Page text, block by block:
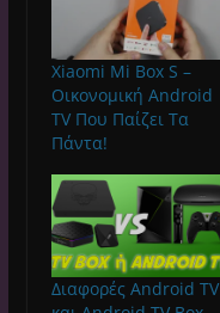
Xiaomi Mi Box S –
Οικονομική Android
TV Που Παίζει Τα
Πάντα!
Διαφορές Android TV